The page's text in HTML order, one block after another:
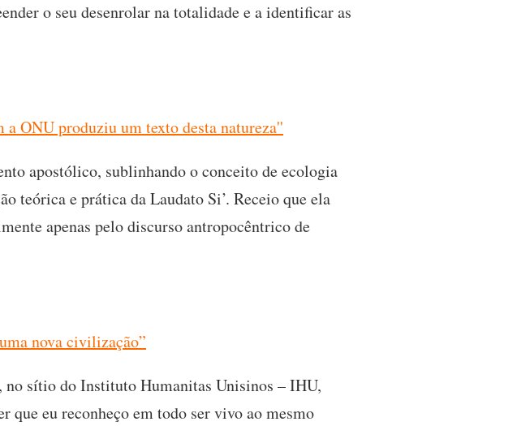
o seu desenrolar na totalidade e a identificar as
ONU produziu um texto desta natureza''
apostólico, sublinhando o conceito de ecologia
teórica e prática da Laudato Si’. Receio que ela
apenas pelo discurso antropocêntrico de
nova civilização”
sítio do Instituto Humanitas Unisinos – IHU,
que eu reconheço em todo ser vivo ao mesmo